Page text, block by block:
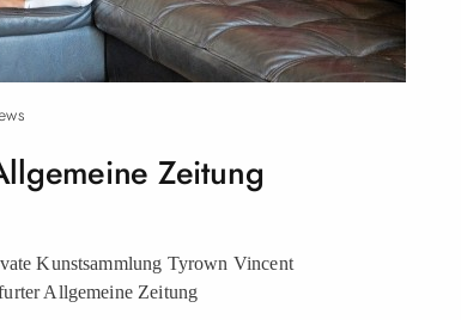
Zeitung
Kunstsammlung Tyrown Vincent
Allgemeine Zeitung